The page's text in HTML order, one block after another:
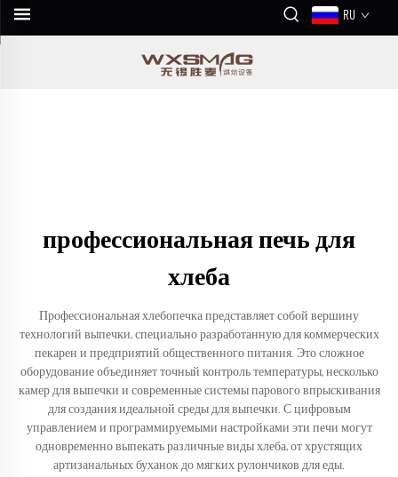
RU
профессиональная печь для
хлеба
Профессиональная хлебопечка представляет собой вершину
технологий выпечки, специально разработанную для коммерческих
пекарен и предприятий общественного питания. Это сложное
оборудование объединяет точный контроль температуры, несколько
камер для выпечки и современные системы парового впрыскивания
для создания идеальной среды для выпечки. С цифровым
управлением и программируемыми настройками эти печи могут
одновременно выпекать различные виды хлеба, от хрустящих
артизанальных буханок до мягких рулончиков для еды.